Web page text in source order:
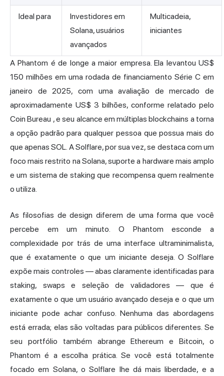
Ideal para
Investidores em
Solana, usuários
avançados
Multicadeia,
iniciantes
A Phantom é de longe a maior empresa. Ela levantou US$
150 milhões em uma rodada de financiamento Série C em
janeiro de 2025, com uma avaliação de mercado de
aproximadamente US$ 3 bilhões, conforme relatado pelo
Coin Bureau , e seu alcance em múltiplas blockchains a torna
a opção padrão para qualquer pessoa que possua mais do
que apenas SOL. A Solflare, por sua vez, se destaca com um
foco mais restrito na Solana, suporte a hardware mais amplo
e um sistema de staking que recompensa quem realmente
o utiliza.
As filosofias de design diferem de uma forma que você
percebe em um minuto. O Phantom esconde a
complexidade por trás de uma interface ultraminimalista,
que é exatamente o que um iniciante deseja. O Solflare
expõe mais controles — abas claramente identificadas para
staking, swaps e seleção de validadores — que é
exatamente o que um usuário avançado deseja e o que um
iniciante pode achar confuso. Nenhuma das abordagens
está errada; elas são voltadas para públicos diferentes. Se
seu portfólio também abrange Ethereum e Bitcoin, o
Phantom é a escolha prática. Se você está totalmente
focado em Solana, o Solflare lhe dá mais liberdade, e a